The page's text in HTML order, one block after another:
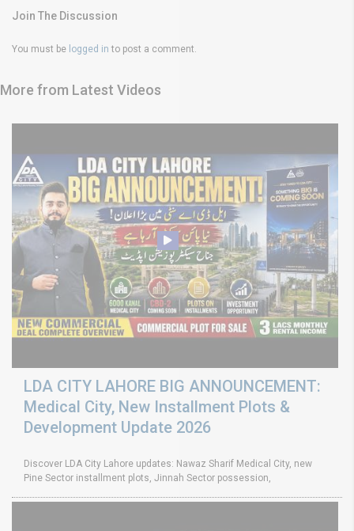
Join The Discussion
You must be logged in to post a comment.
More from Latest Videos
LDA CITY LAHORE BIG ANNOUNCEMENT:
Medical City, New Installment Plots &
Development Update 2026
Discover LDA City Lahore updates: Nawaz Sharif Medical City, new
Pine Sector installment plots, Jinnah Sector possession,